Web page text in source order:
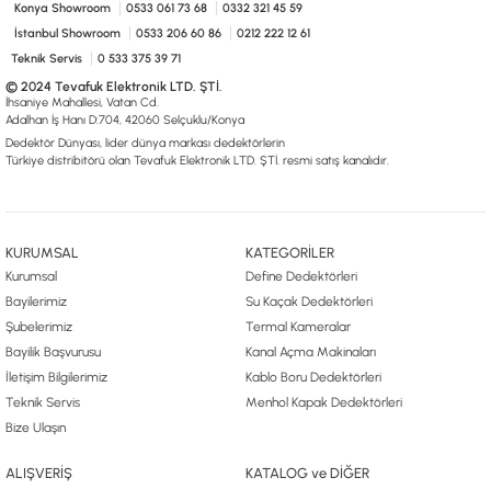
Konya Showroom 0533 061 73 68
0332 321 45 59
İstanbul Showroom
0533 206 60 86
0212 222 12 61
Teknik Servis
0 533 375 39 71
© 2024 Tevafuk Elektronik LTD. ŞTİ.
İhsaniye Mahallesi, Vatan Cd.
Adalhan İş Hanı D:704, 42060 Selçuklu/Konya
Dedektör Dünyası, lider dünya markası dedektörlerin
Türkiye distribitörü olan Tevafuk Elektronik LTD. ŞTİ. resmi satış kanalıdır.
KURUMSAL
Kurumsal
Bayilerimiz
Şubelerimiz
Bayilik Başvurusu
İletişim Bilgilerimiz
Teknik Servis
Bize Ulaşın
KATEGORİLER
Define Dedektörleri
Su Kaçak Dedektörleri
Termal Kameralar
Kanal Açma Makinaları
Kablo Boru Dedektörleri
Menhol Kapak Dedektörleri
ALIŞVERİŞ KATALOG ve DİĞER